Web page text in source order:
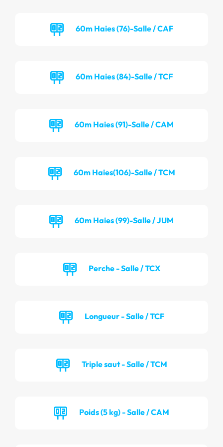
60m Haies (76)-Salle / CAF
60m Haies (84)-Salle / TCF
60m Haies (91)-Salle / CAM
60m Haies(106)-Salle / TCM
60m Haies (99)-Salle / JUM
Perche - Salle / TCX
Longueur - Salle / TCF
Triple saut - Salle / TCM
Poids (5 kg) - Salle / CAM